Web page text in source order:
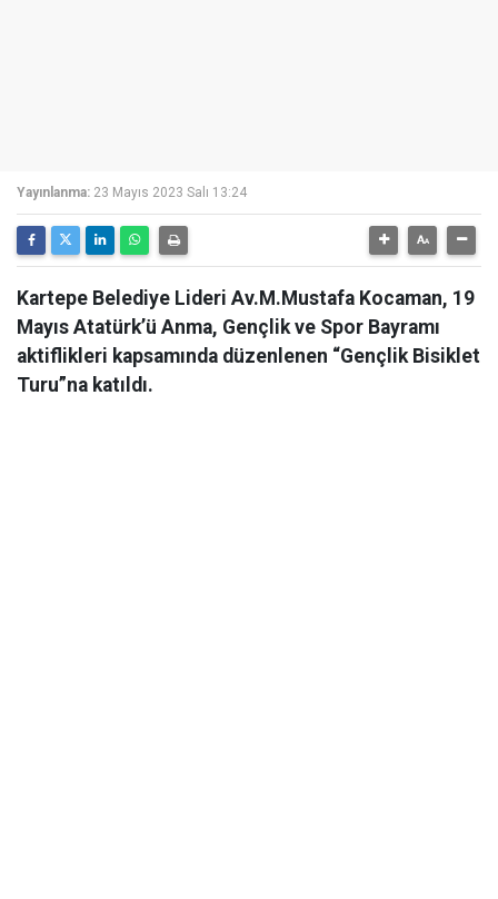
Yayınlanma: 23 Mayıs 2023 Salı 13:24
Kartepe Belediye Lideri Av.M.Mustafa Kocaman, 19
Mayıs Atatürk’ü Anma, Gençlik ve Spor Bayramı
aktiflikleri kapsamında düzenlenen “Gençlik Bisiklet
Turu”na katıldı.